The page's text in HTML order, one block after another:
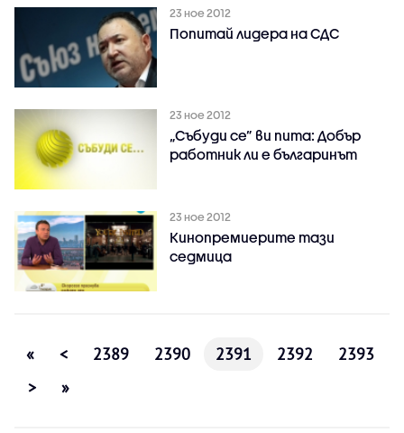
23 ное 2012
Попитай лидера на СДС
23 ное 2012
„Събуди се” ви пита: Добър
работник ли е българинът
23 ное 2012
Кинопремиерите тази
седмица
« < 2389 2390 2391 2392
2393
>
»